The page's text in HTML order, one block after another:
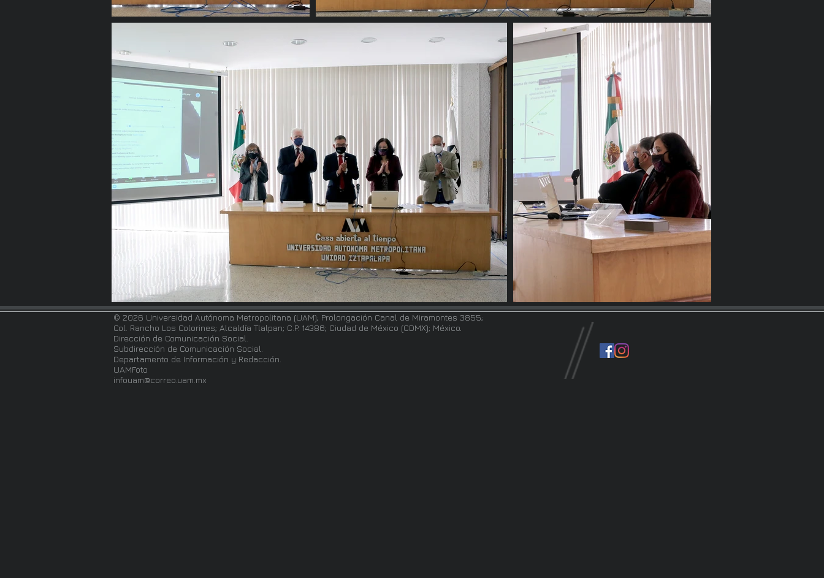
© 2026 Universidad Autónoma Metropolitana (UAM); Prolongación Canal de Miramontes 3855;
Col. Rancho Los Colorines; Alcaldía Tlalpan; C.P. 14386; Ciudad de México (CDMX); México
Dirección de Comunicación Social.
Subdirección de Comunicación Social.
Departamento de Información y Redacción.
UAMFoto
infouam@correo.uam.mx